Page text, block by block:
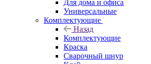
Для дома и офиса
Универсальные
Комплектующие
Назад
Комплектующие
Краска
Сварочный шнур